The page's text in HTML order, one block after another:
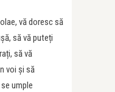
vă doresc să
să vă puteți
să vă
voi și să
umple